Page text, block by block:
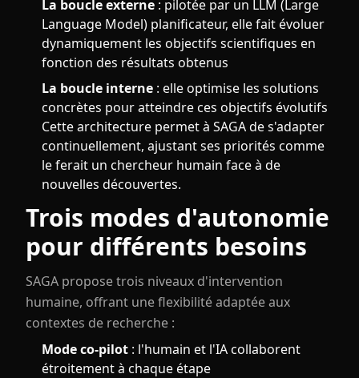
La boucle externe : pilotée par un LLM (Large
Language Model) planificateur, elle fait évoluer
dynamiquement les objectifs scientifiques en
fonction des résultats obtenus
La boucle interne : elle optimise les solutions
concrètes pour atteindre ces objectifs évolutifs
Cette architecture permet à SAGA de s'adapter
continuellement, ajustant ses priorités comme
le ferait un chercheur humain face à de
nouvelles découvertes.
Trois modes d'autonomie
pour différents besoins
SAGA propose trois niveaux d'intervention
humaine, offrant une flexibilité adaptée aux
contextes de recherche :
Mode co-pilot : l'humain et l'IA collaborent
étroitement à chaque étape